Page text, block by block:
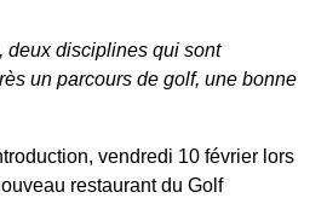
deux disciplines qui sont
un parcours de golf, une bonne
vendredi 10 février lors
restaurant du Golf